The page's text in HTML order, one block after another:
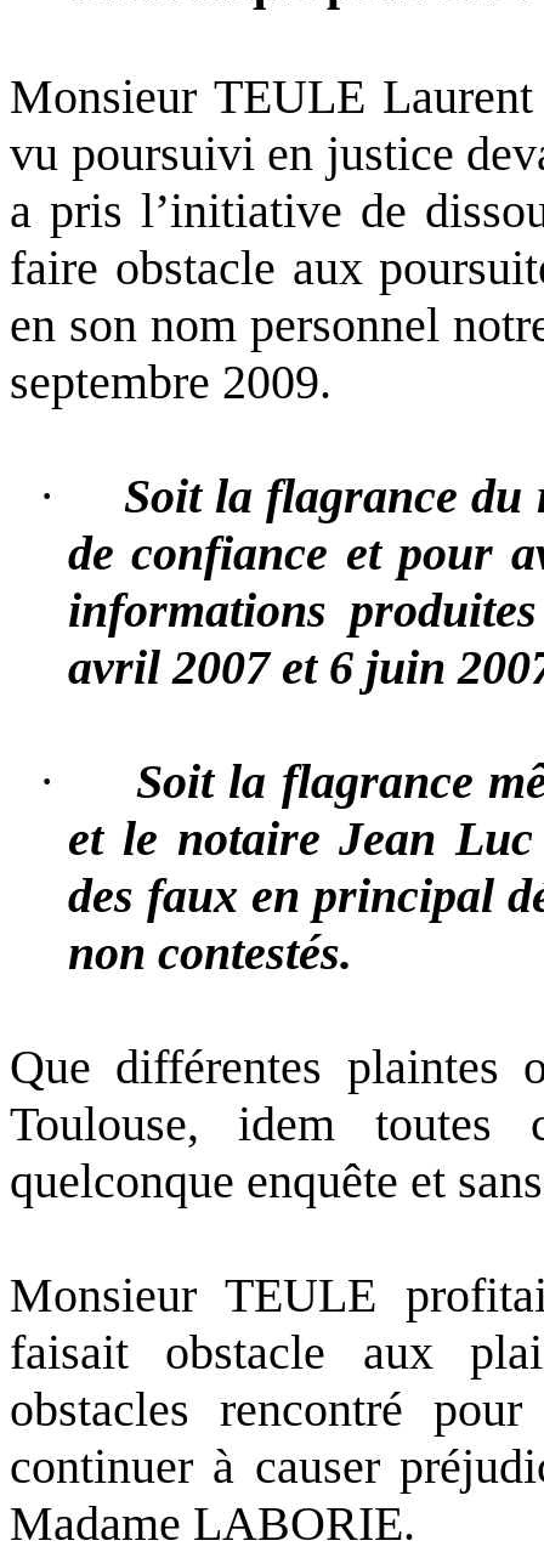
Monsieur TEULE
vu poursuivi en justice
a pris l’initiative de
faire obstacle aux
en son nom personnel
septembre 2009.
·
Soit la flagrance du
de confiance et pour
informations
avril 2007 et 6 juin
·
Soit la flagrance
et le notaire Jean
des faux en principal
non contestés.
Que différentes plaintes
Toulouse, idem toutes
quelconque enquête et
Monsieur TEULE
faisait obstacle aux
obstacles rencontré
continuer à causer
Madame LABORIE.